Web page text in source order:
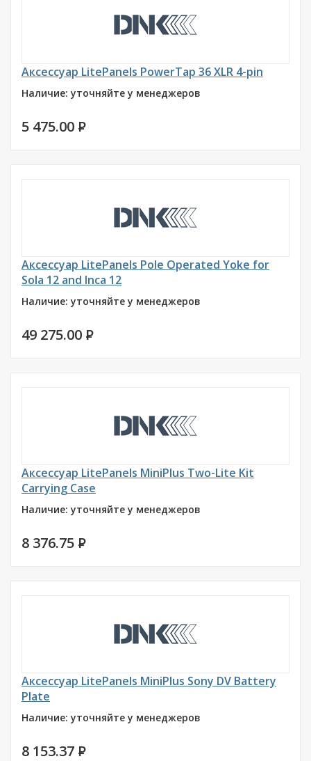
Аксессуар LitePanels PowerTap 36 XLR 4-pin
Наличие: уточняйте у менеджеров
5 475.00 P
Аксессуар LitePanels Pole Operated Yoke for
Sola 12 and Inca 12
Наличие: уточняйте у менеджеров
49 275.00 P
Аксессуар LitePanels MiniPlus Two-Lite Kit
Carrying Case
Наличие: уточняйте у менеджеров
8 376.75 P
Аксессуар LitePanels MiniPlus Sony DV Battery
Plate
Наличие: уточняйте у менеджеров
8 153.37 P